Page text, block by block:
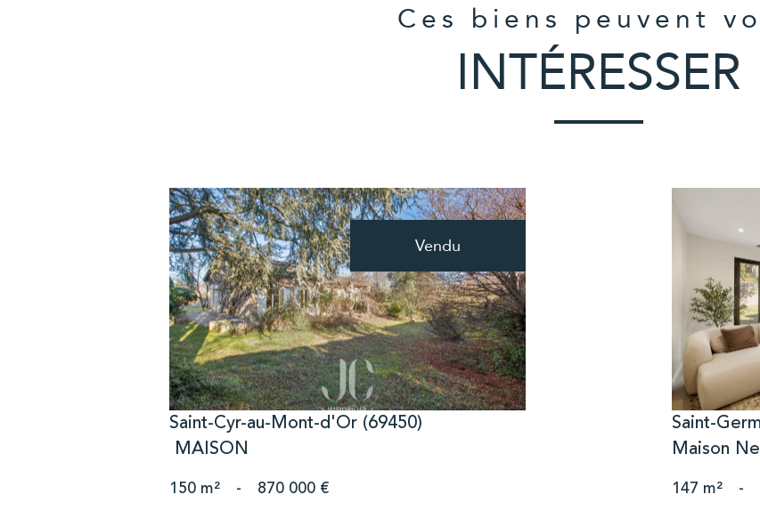
Ces biens peuvent
INTÉRESSER
Vendu
voir le bien
Saint-Cyr-au-Mont-d'Or (69450)
MAISON
150 m² - 870 000 €
Saint-
Maison
147 m² -